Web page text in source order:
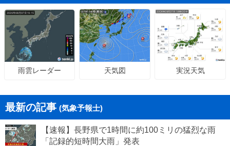
雨雲レーダー 天気図 実況天気
最新の記事 (気象予報士)
【速報】長野県で1時間に約100ミリの猛烈な雨
「記録的短時間大雨」発表